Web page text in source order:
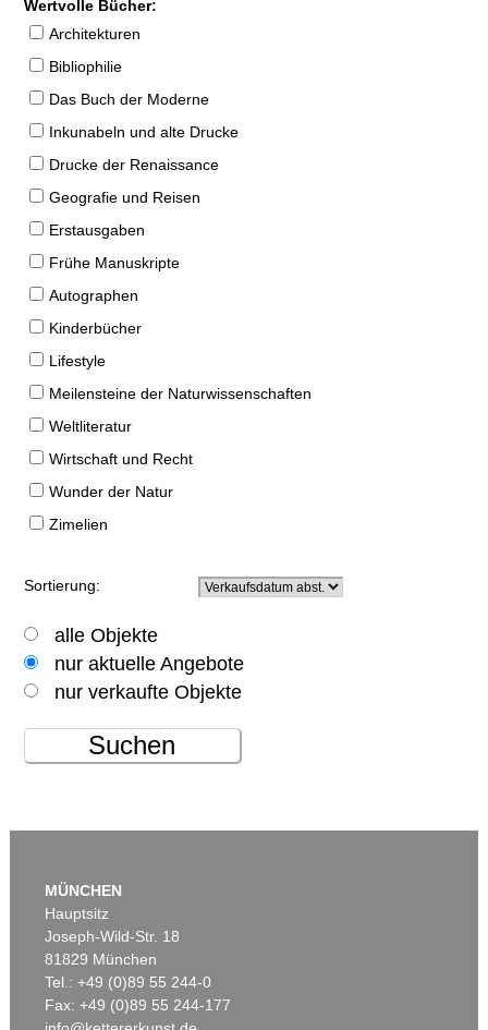
Wertvolle Bücher:
Architekturen
Bibliophilie
Das Buch der Moderne
Inkunabeln und alte Drucke
Drucke der Renaissance
Geografie und Reisen
Erstausgaben
Frühe Manuskripte
Autographen
Kinderbücher
Lifestyle
Meilensteine der Naturwissenschaften
Weltliteratur
Wirtschaft und Recht
Wunder der Natur
Zimelien
Sortierung:
alle Objekte
nur aktuelle Angebote
nur verkaufte Objekte
Suchen
MÜNCHEN
Hauptsitz
Joseph-Wild-Str. 18
81829 München
Tel.: +49 (0)89 55 244-0
Fax: +49 (0)89 55 244-177